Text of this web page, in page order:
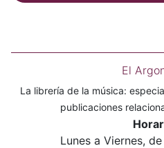
El
La librería de la música:
publicaciones
Lunes a Viernes,